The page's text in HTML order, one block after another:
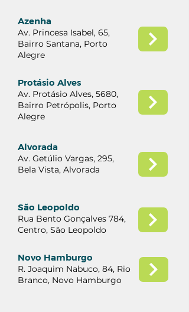
Azenha
​Av. Princesa Isabel, 65,
Bairro Santana, Porto
Alegre
Protásio Alves
Av. Protásio Alves, 5680,
Bairro Petrópolis, Porto
Alegre
Alvorada
Av. Getúlio Vargas, 295,
Bela Vista, Alvorada
São Leopoldo
​Rua Bento Gonçalves 784,
Centro, São Leopoldo
Novo Hamburgo
R. Joaquim Nabuco, 84, Rio
Branco, Novo Hamburgo